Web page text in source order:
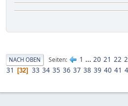
NACH OBEN Seiten 1 ... 20 21 22
31
32 33 34 35 36 37 38 39 40 41